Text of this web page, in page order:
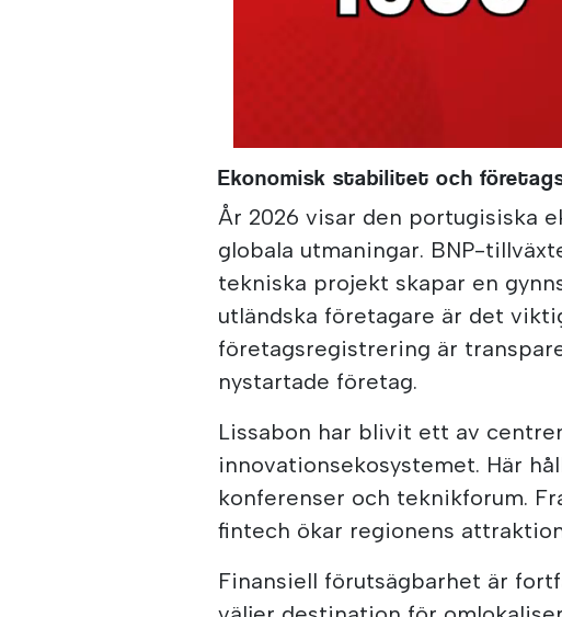
Ekonomisk stabilitet och
År 2026 visar den portugisiska
globala utmaningar. BNP-
tekniska projekt skapar en
utländska företagare är det
företagsregistrering är
nystartade företag.
Lissabon har blivit ett av
innovationsekosystemet. Här
konferenser och teknikforum.
fintech ökar regionens
Finansiell förutsägbarhet är